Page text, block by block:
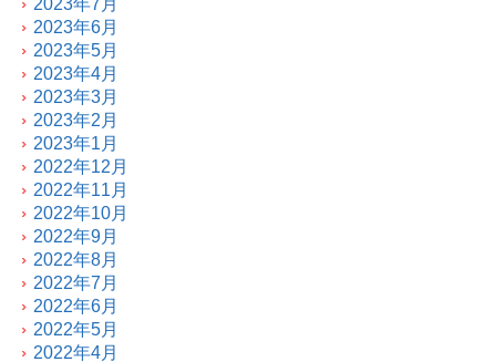
2023年7月
2023年6月
2023年5月
2023年4月
2023年3月
2023年2月
2023年1月
2022年12月
2022年11月
2022年10月
2022年9月
2022年8月
2022年7月
2022年6月
2022年5月
2022年4月